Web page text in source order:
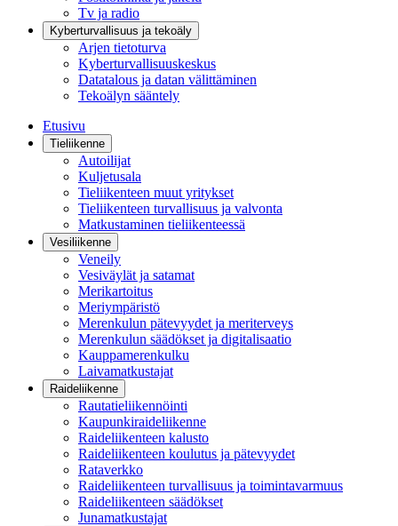
Tv ja radio
Kyberturvallisuus ja tekoäly
Arjen tietoturva
Kyberturvallisuuskeskus
Datatalous ja datan välittäminen
Tekoälyn sääntely
Etusivu
Tieliikenne
Autoilijat
Kuljetusala
Tieliikenteen muut yritykset
Tieliikenteen turvallisuus ja valvonta
Matkustaminen tieliikenteessä
Vesiliikenne
Veneily
Vesiväylät ja satamat
Merikartoitus
Meriympäristö
Merenkulun pätevyydet ja meriterveys
Merenkulun säädökset ja digitalisaatio
Kauppamerenkulku
Laivamatkustajat
Raideliikenne
Rautatieliikennöinti
Kaupunkiraideliikenne
Raideliikenteen kalusto
Raideliikenteen koulutus ja pätevyydet
Rataverkko
Raideliikenteen turvallisuus ja toimintavarmuus
Raideliikenteen säädökset
Junamatkustajat